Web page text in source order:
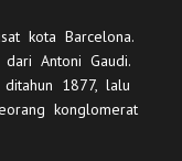
kota Barcelona.
Antoni Gaudi.
1877, lalu
konglomerat